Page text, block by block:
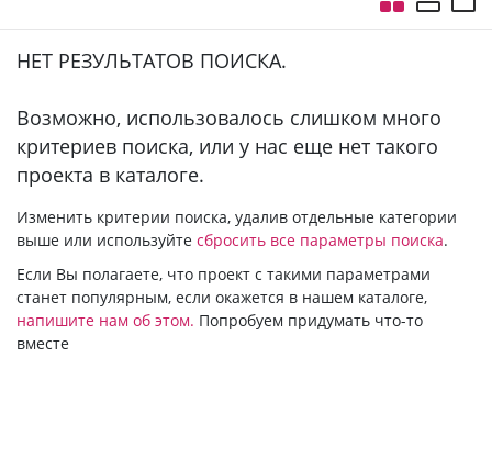
НЕТ РЕЗУЛЬТАТОВ ПОИСКА.
Bозможно, использовалось слишком много
критериев поиска, или у нас еще нет такого
проекта в каталоге.
Изменить критерии поиска, удалив отдельные категории
выше или используйте сбросить все параметры поиска.
Если Вы полагаете, что проект с такими параметрами
станет популярным, если окажется в нашем каталоге,
напишите нам об этом. Попробуем придумать что-то
вместе